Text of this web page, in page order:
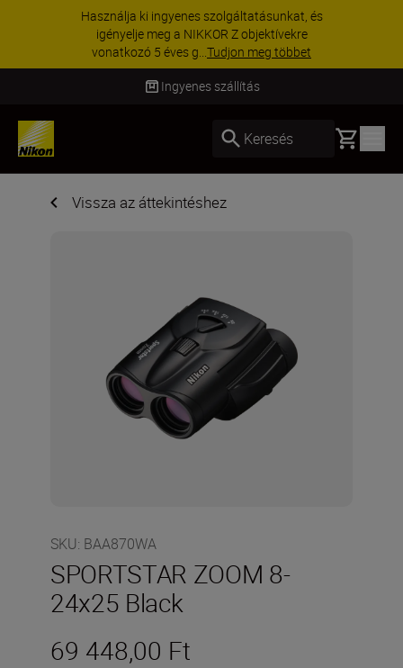
KIEGÉSZÍTŐKRE VONATKOZÓ AKCIÓ | 15%
kedvezmény kiválasztott kiegészítőkre –
egészítse ki még ma a fe...Vásároljon most
Ingyenes szállítás
Keresés Basket
Vissza az áttekintéshez
SKU: BAA870WA
SPORTSTAR ZOOM 8-
24x25 Black
69 448,00 Ft